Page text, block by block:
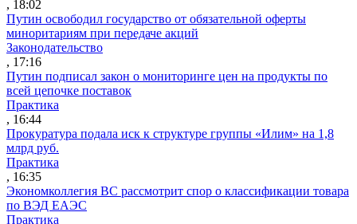
, 18:02
Путин освободил государство от обязательной оферты
миноритариям при передаче акций
Законодательство
, 17:16
Путин подписал закон о мониторинге цен на продукты по
всей цепочке поставок
Практика
, 16:44
Прокуратура подала иск к структуре группы «Илим» на 1,8
млрд руб.
Практика
, 16:35
Экономколлегия ВС рассмотрит спор о классификации товара
по ВЭД ЕАЭС
Практика